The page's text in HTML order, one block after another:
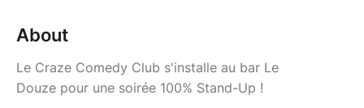
About
Le Craze Comedy Club s'installe au bar Le
Douze pour une soirée 100% Stand-Up !